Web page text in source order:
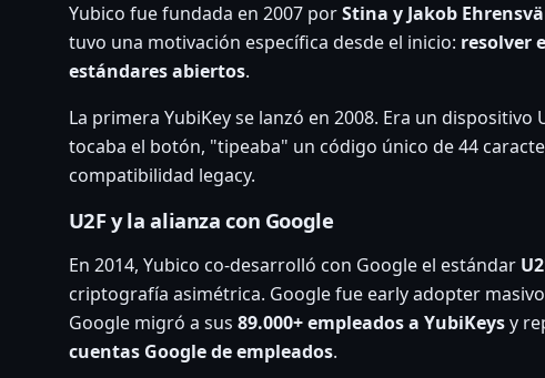
Yubico fue fundada en 2007 porStina y Jakob
tuvo una motivación específica desde el inicio: resolver
estándares abiertos.
La primera YubiKey se lanzó en 2008. Era un
tocaba el botón, "tipeaba" un código único de 44
compatibilidad legacy.
U2F y la alianza con Google
En 2014, Yubico co-desarrolló con Google el estándar
criptografía asimétrica. Google fue early adopter
Google migró a sus 89.000+ empleados a YubiKeysy
cuentas Google de empleados.